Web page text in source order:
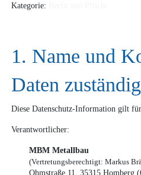
Kategorie:
1. Name und
Daten
Diese Datenschutz-Information gilt
Verantwortlicher:
MBM Metallbau
(Vertretungsberechtigt: Markus
Ohmstraße 11, 35315 Homberg